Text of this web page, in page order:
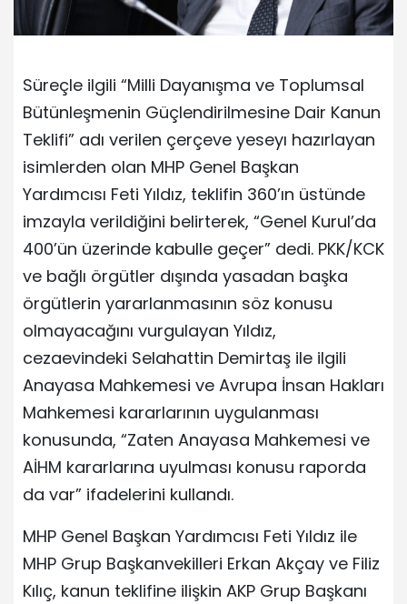
Süreçle ilgili “Milli Dayanışma ve Toplumsal
Bütünleşmenin Güçlendirilmesine Dair Kanun
Teklifi” adı verilen çerçeve yeseyı hazırlayan
isimlerden olan MHP Genel Başkan
Yardımcısı Feti Yıldız, teklifin 360’ın üstünde
imzayla verildiğini belirterek, “Genel Kurul’da
400’ün üzerinde kabulle geçer” dedi. PKK/KCK
ve bağlı örgütler dışında yasadan başka
örgütlerin yararlanmasının söz konusu
olmayacağını vurgulayan Yıldız,
cezaevindeki Selahattin Demirtaş ile ilgili
Anayasa Mahkemesi ve Avrupa İnsan Hakları
Mahkemesi kararlarının uygulanması
konusunda, “Zaten Anayasa Mahkemesi ve
AİHM kararlarına uyulması konusu raporda
da var” ifadelerini kullandı.
MHP Genel Başkan Yardımcısı Feti Yıldız ile
MHP Grup Başkanvekilleri Erkan Akçay ve Filiz
Kılıç, kanun teklifine ilişkin AKP Grup Başkanı